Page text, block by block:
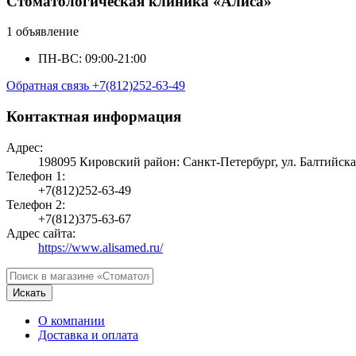
1 объявление
ПН-ВС: 09:00-21:00
Обратная связь +7(812)252-63-49
Контактная информация
Адрес:
198095 Кировский район: Санкт-Петербург, ул.
Телефон 1:
+7(812)252-63-49
Телефон 2:
+7(812)375-63-67
Адрес сайта:
https://www.alisamed.ru/
Искать
О компании
Доставка и оплата